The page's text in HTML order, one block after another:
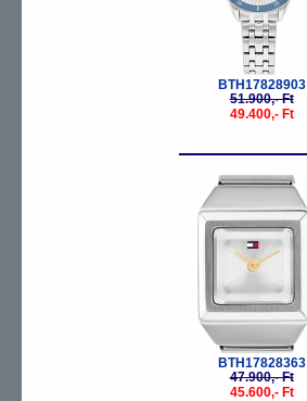
BTH17828903
51.900,- Ft
49.400,- Ft
BTH17828363
47.900,- Ft
45.600,- Ft